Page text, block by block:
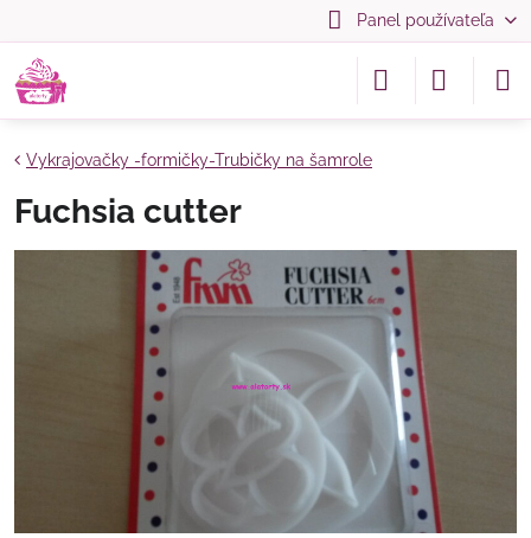
Panel používateľa
Vykrajovačky -formičky-Trubičky na šamrole
Fuchsia cutter